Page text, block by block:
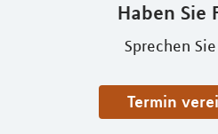
Haben Sie
Sprechen
Termin